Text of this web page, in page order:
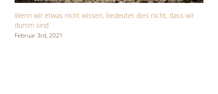
Wenn wir etwas nicht wissen, bedeutet dies nicht, dass wir
dumm sind
Februar 3rd, 2021